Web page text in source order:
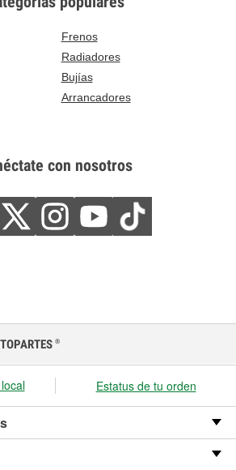
Frenos
Radiadores
Bujías
Arrancadores
con nosotros
®
Estatus de tu orden